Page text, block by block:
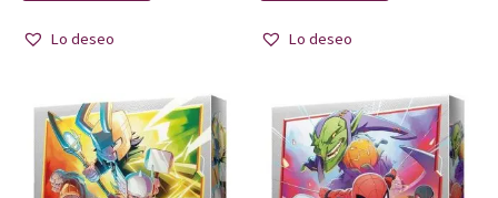
Lo deseo Lo deseo